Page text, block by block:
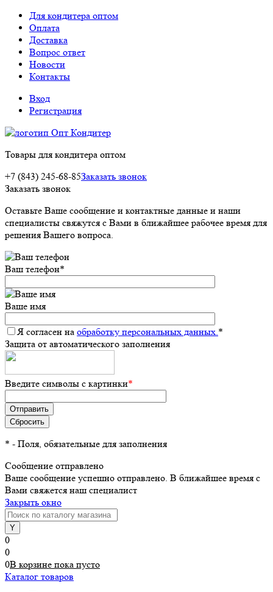
Для кондитера оптом
Оплата
Доставка
Вопрос ответ
Новости
Контакты
Вход
Регистрация
Товары для кондитера оптом
+7 (843) 245-68-85Заказать звонок
Заказать звонок
Оставьте Ваше сообщение и контактные данные и наши
специалисты свяжутся с Вами в ближайшее рабочее время для
решения Вашего вопроса.
Ваш телефон*
Ваше имя
Я согласен на обработку персональных данных.*
Защита от автоматического заполнения
Введите символы с картинки*
* - Поля, обязательные для заполнения
Сообщение отправлено
Ваше сообщение успешно отправлено. В ближайшее время с
Вами свяжется наш специалист
Закрыть окно
0
0
0В корзине пока пусто
Каталог товаров